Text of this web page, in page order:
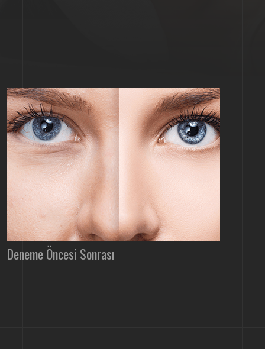
Deneme Öncesi Sonrası